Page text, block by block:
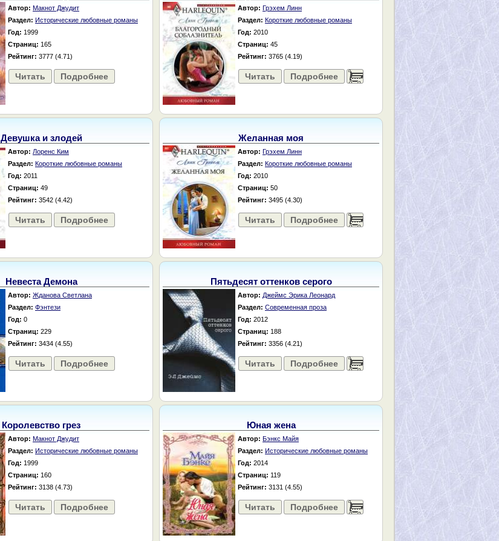
Автор: Макнот Джудит
Раздел: Исторические любовные романы
Год: 1999
Страниц: 165
Рейтинг: 3777 (4.71)
Читать Подробнее
Автор: Грэхем Линн
Раздел: Короткие любовные романы
Год: 2010
Страниц: 45
Рейтинг: 3765 (4.19)
Читать Подробнее ......
Девушка и злодей
Автор: Лоренс Ким
Раздел: Короткие любовные романы
Год: 2011
Страниц: 49
Рейтинг: 3542 (4.42)
Читать Подробнее
Желанная моя
Автор: Грэхем Линн
Раздел: Короткие любовные романы
Год: 2010
Страниц: 50
Рейтинг: 3495 (4.30)
Читать Подробнее ......
Невеста Демона
Автор: Жданова Светлана
Раздел: Фэнтези
Год: 0
Страниц: 229
Рейтинг: 3434 (4.55)
Читать Подробнее
Пятьдесят оттенков серого
Автор: Джеймс Эрика Леонард
Раздел: Современная проза
Год: 2012
Страниц: 188
Рейтинг: 3356 (4.21)
Читать Подробнее ......
Королевство грез
Автор: Макнот Джудит
Раздел: Исторические любовные романы
Год: 1999
Страниц: 160
Рейтинг: 3138 (4.73)
Читать Подробнее
Юная жена
Автор: Бэнкс Майя
Раздел: Исторические любовные романы
Год: 2014
Страниц: 119
Рейтинг: 3131 (4.55)
Читать Подробнее ......